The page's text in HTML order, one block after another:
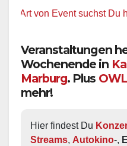
von Event suchst Du heute?
Veranstaltungen
Wochenende in
Marburg. Plus
mehr!
Hier findest Du
Streams, Autokino-,